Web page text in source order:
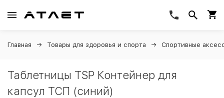
Главная Товары для здоровья и спорта Спортивные
Таблетницы TSP Контейнер для
капсул ТСП (синий)